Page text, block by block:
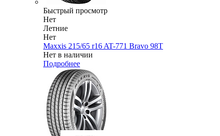
Быстрый просмотр
Нет
Летние
Нет
Maxxis 215/65 r16 AT-771 Bravo 98T
Нет в наличии
Подробнее